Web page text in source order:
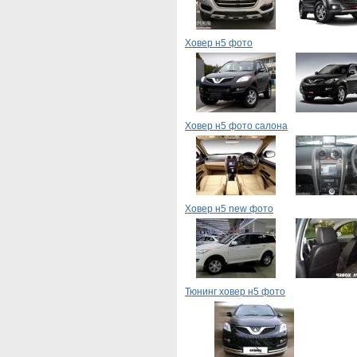
Ховер н5 фото
Ховер н5 фото салона
Ховер н5 new фото
Тюнинг ховер н5 фото